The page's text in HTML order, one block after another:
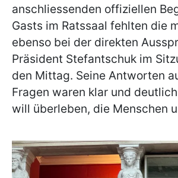
anschliessenden offiziellen
Gasts im Ratssaal fehlten die
ebenso bei der direkten
Präsident Stefantschuk im
den Mittag. Seine Antworten
Fragen waren klar und
will überleben, die Menschen